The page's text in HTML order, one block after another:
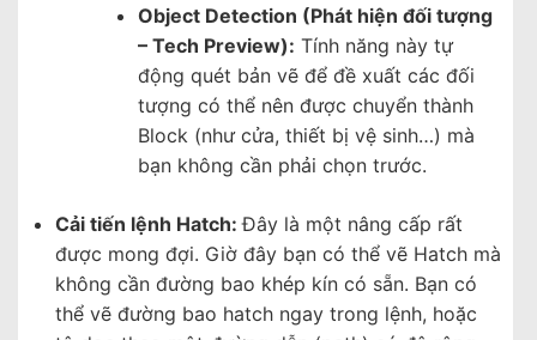
Object Detection (Phát hiện đối tượng
– Tech Preview): Tính năng này tự
động quét bản vẽ để đề xuất các đối
tượng có thể nên được chuyển thành
Block (như cửa, thiết bị vệ sinh…) mà
bạn không cần phải chọn trước.
Cải tiến lệnh Hatch:Đây là một nâng cấp rất
được mong đợi. Giờ đây bạn có thể vẽ Hatch mà
không cần đường bao khép kín có sẵn. Bạn có
thể vẽ đường bao hatch ngay trong lệnh, hoặc